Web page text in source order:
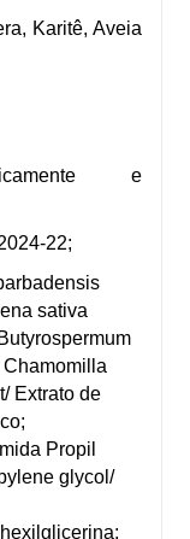
Karitê, Aveia
e
22;
sativa
Extrato de
Propil
glycol/